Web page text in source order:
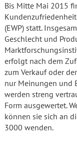
Bis Mitte Mai 2015
(EWP) statt.
Geschlecht und
erfolgt nach dem
zum Verkauf oder
nur Meinungen und
werden streng
Form ausgewertet.
können sie sich an
3000 wenden.